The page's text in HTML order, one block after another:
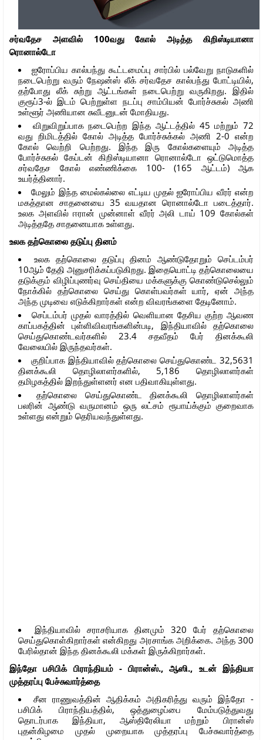
சர்வதேச அளவில் 100வது கோல் அடித்த கிறிஸ்டியானா
ரொனால்டோ
ஐரோப்பிய கால்பந்து கூட்டமைப்பு சார்பில் பல்வேறு நாடுகளில்
நடைபெற்று வரும் நேஷன்ஸ் லீக் சர்வதேச கால்பந்து போட்டியில்,
தற்போது லீக் சுற்று ஆட்டங்கள் நடைபெற்று வருகிறது. இதில்
குரூப்3-ல் இடம் பெற்றுள்ள நடப்பு சாம்பியன் போர்ச்சுகல் அணி
உள்ளூர் அணியான சுவீடனுடன் மோதியது.
விறுவிறுப்பாக நடைபெற்ற இந்த ஆட்டத்தில் 45 மற்றும் 72
வது றிமிடத்தில் கோல் அடித்த போர்ச்சுக்கல் அணி 2-0 என்ற
கோல் வெற்றி பெற்றது. இந்த இரு கோல்களையும் அடித்த
போர்ச்சுகல் கேப்டன் கிறிஸ்டியானா ரொனால்டோ ஒட்டுமொத்த
சர்வதேச கோல் எண்ணிக்கை 100- (165 ஆட்டம்) ஆக
உயர்த்தினார்.
மேலும் இந்த மைல்கல்லை எட்டிய முதல் ஐரோப்பிய வீரர் என்ற
மகத்தான சாதனையை 35 வயதான ரொனால்டோ படைத்தார்.
உலக அளவில் ஈரான் முன்னாள் வீரர் அலி டாய் 109 கோல்கள்
அடித்ததே சாதனையாக உள்ளது.
உலக தற்கொலை தடுப்பு தினம்
உலக தற்கொலை தடுப்பு தினம் ஆண்டுதோறும் செப்டம்பர்
10ஆம் தேதி அனுசரிக்கப்படுகிறது. இதையொட்டி தற்கொலையை
தடுக்கும் விழிப்புணர்வு செய்தியை மக்களுக்கு கொண்டுசெல்லும்
நோக்கில் தற்கொலை செய்து கொள்பவர்கள் யார், ஏன் அந்த
அந்த முடிவை எடுக்கிறார்கள் என்ற விவரங்களை தேடினோம்.
செப்டம்பர் முதல் வாரத்தில் வெளியான தேசிய குற்ற ஆவண
காப்பகத்தின் புள்ளிவிவரங்களின்படி, இந்தியாவில் தற்கொலை
செய்துகொண்டவர்களில் 23.4 சதவீதம் பேர் தினக்கூலி
வேலையில் இருந்தவர்கள்.
குறிப்பாக இந்தியாவில் தற்கொலை செய்துகொண்ட 32,5631
தினக்கூலி தொழிலாளர்களில், 5,186 தொழிலாளர்கள்
தமிழகத்தில் இறந்துள்ளனர் என பதிவாகியுள்ளது.
தற்கொலை செய்துகொண்ட தினக்கூலி தொழிலாளர்கள்
பலரின் ஆண்டு வருமானம் ஒரு லட்சம் ரூபாய்க்கும் குறைவாக
உள்ளது என்றும் தெரியவந்துள்ளது.
இந்தியாவில் சராசரியாக தினமும் 320 பேர் தற்கொலை
செய்துகொள்கிறார்கள் என்கிறது அரசாங்க அறிக்கை. அந்த 300
பேரில்தான் இந்த தினக்கூலி மக்கள் இருக்கிறார்கள்.
இந்தோ பசிபிக் பிராந்தியம் - பிரான்ஸ்., ஆஸி., உடன் இந்தியா
முத்தரப்பு பேச்சுவார்த்தை
சீன ராணுவத்தின் ஆதிக்கம் அதிகரித்து வரும் இந்தோ -
பசிபிக் பிராந்தியத்தில், ஒத்துழைப்பை மேம்படுத்துவது
தொடர்பாக இந்தியா, ஆஸ்திரேலியா மற்றும் பிரான்ஸ்
புதன்கிழமை முதல் முறையாக முத்தரப்பு பேச்சுவார்த்தை